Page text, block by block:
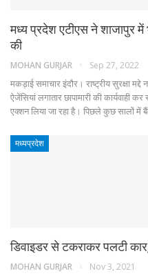
मध्य प्रदेश एटीएस ने शाजापुर में
की
MOHAN GURJAR Sep 27, 2022
मकड़ाई समाचार इंदौर। राष्ट्रीय सुरक्षा
ऐजेंसियां लगातार छापामारी की
एक्शन लिया जा रहा है। पिछले कुछ सालों
मध्यप्रदेश
डिवाइडर से टकराकर पलटी
MOHAN GURJAR Nov 3, 2021